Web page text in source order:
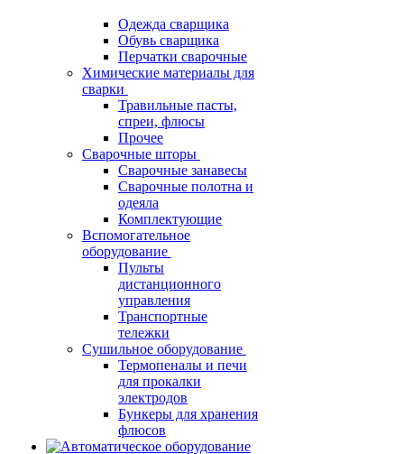
Одежда сварщика
Обувь сварщика
Перчатки сварочные
Химические материалы для
сварки
Травильные пасты,
спреи, флюсы
Прочее
Сварочные шторы
Сварочные занавесы
Сварочные полотна и
одеяла
Комплектующие
Вспомогательное
оборудование
Пульты
дистанционного
управления
Транспортные
тележки
Сушильное оборудование
Термопеналы и печи
для прокалки
электродов
Бункеры для хранения
флюсов